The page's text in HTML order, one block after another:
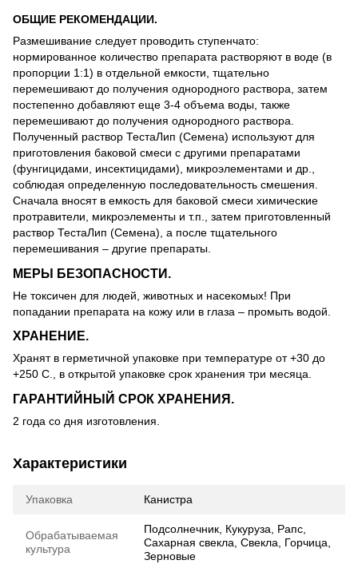
ОБЩИЕ РЕКОМЕНДАЦИИ.
Размешивание следует проводить ступенчато:
нормированное количество препарата растворяют в воде (в
пропорции 1:1) в отдельной емкости, тщательно
перемешивают до получения однородного раствора, затем
постепенно добавляют еще 3-4 объема воды, также
перемешивают до получения однородного раствора.
Полученный раствор ТестаЛип (Семена) используют для
приготовления баковой смеси с другими препаратами
(фунгицидами, инсектицидами), микроэлементами и др.,
соблюдая определенную последовательность смешения.
Сначала вносят в емкость для баковой смеси химические
протравители, микроэлементы и т.п., затем приготовленный
раствор ТестаЛип (Семена), а после тщательного
перемешивания – другие препараты.
МЕРЫ БЕЗОПАСНОСТИ.
Не токсичен для людей, животных и насекомых! При
попадании препарата на кожу или в глаза – промыть водой.
ХРАНЕНИЕ.
Хранят в герметичной упаковке при температуре от +30 до
+250 С., в открытой упаковке срок хранения три месяца.
ГАРАНТИЙНЫЙ СРОК ХРАНЕНИЯ.
2 года со дня изготовления.
Характеристики
Упаковка Канистра
Обрабатываемая
культура
Подсолнечник, Кукуруза, Рапс,
Сахарная свекла, Свекла, Горчица,
Зерновые